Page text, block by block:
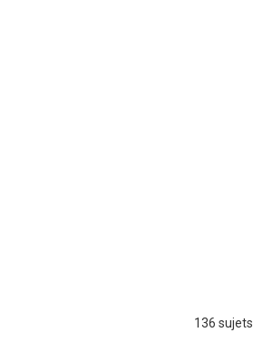
136 sujets